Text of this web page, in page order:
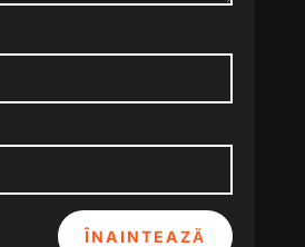
ÎNAINTEAZĂ